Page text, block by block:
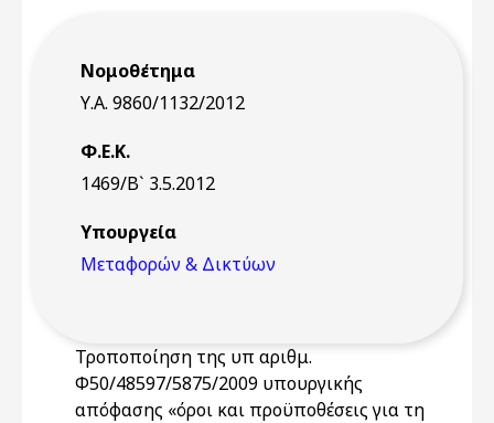
Νομοθέτημα
Υ.Α. 9860/1132/2012
Φ.Ε.Κ.
1469/Β` 3.5.2012
Υπουργεία
Μεταφορών & Δικτύων
Τροποποίηση της υπ αριθμ.
Φ50/48597/5875/2009 υπουργικής
απόφασης «όροι και προϋποθέσεις για τη